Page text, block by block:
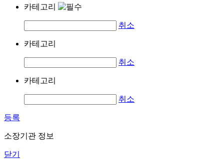
카테고리
취소
카테고리
취소
카테고리
취소
등록
소장기관 정보
닫기